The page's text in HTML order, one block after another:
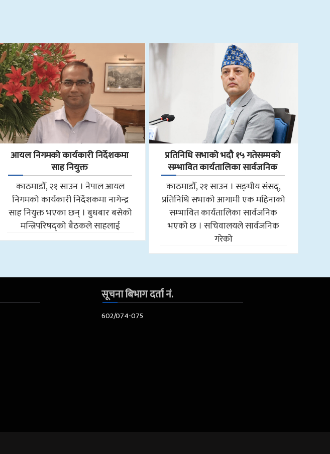
आयल निगमको कार्यकारी निर्देशकमा
साह नियुक्त
काठमाडौँ, २१ साउन । नेपाल आयल
निगमको कार्यकारी निर्देशकमा नागेन्द्र
साह नियुक्त भएका छन् । बुधबार बसेको
मन्त्रिपरिषद्को बैठकले साहलाई
प्रतिनिधि सभाको भदौ १५ गतेसम्मको
सम्भावित कार्यतालिका सार्वजनिक
काठमाडौँ, २१ साउन । सङ्घीय संसद्,
प्रतिनिधि सभाको आगामी एक महिनाको
सम्भावित कार्यतालिका सार्वजनिक
भएको छ । सचिवालयले सार्वजनिक
गरेको
सूचना बिभाग दर्ता नं.
602/074-075